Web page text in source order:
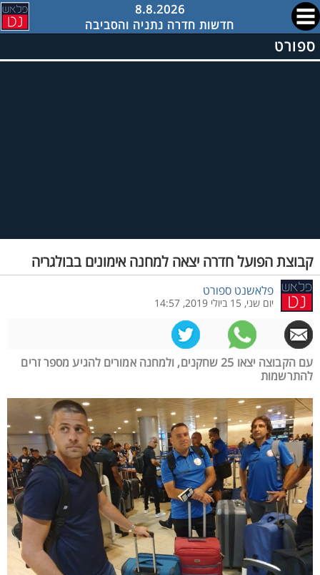
8.8.2026
חדשות חדרה נתניה והסביבה
ספורט
קבוצת הפועל חדרה יצאה למחנה אימונים בבולגריה
פלאשנט ספורט
יום שני, 15 ביולי 2019, 14:57
עם הקבוצה יצאו 25 שחקנים, ולמחנה אמורים להגיע מספר זרים
להתרשמות